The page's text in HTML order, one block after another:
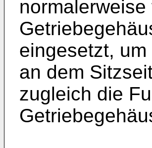
eingesetzt,
an dem
zugleich die